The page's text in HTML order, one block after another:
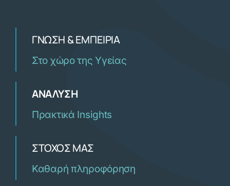
ΓΝΏΣΗ & ΕΜΠΕΙΡΊΑ
Στο χώρο της Υγείας
ΑΝΆΛΥΣΗ
Πρακτικά Insights
ΣΤΌΧΟΣ ΜΑΣ
Καθαρή πληροφόρηση